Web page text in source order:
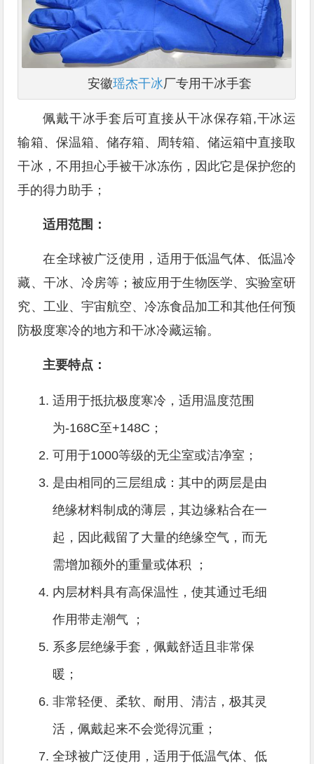
安徽瑶杰干冰厂专用干冰手套
佩戴干冰手套后可直接从干冰保存箱,干冰运
输箱、保温箱、储存箱、周转箱、储运箱中直接取
干冰，不用担心手被干冰冻伤，因此它是保护您的
手的得力助手；
适用范围：
在全球被广泛使用，适用于低温气体、低温冷
藏、干冰、冷房等；被应用于生物医学、实验室研
究、工业、宇宙航空、冷冻食品加工和其他任何预
防极度寒冷的地方和干冰冷藏运输。
主要特点：
适用于抵抗极度寒冷，适用温度范围
为-168C至+148C；
可用于1000等级的无尘室或洁净室；
是由相同的三层组成：其中的两层是由
绝缘材料制成的薄层，其边缘粘合在一
起，因此截留了大量的绝缘空气，而无
需增加额外的重量或体积 ；
内层材料具有高保温性，使其通过毛细
作用带走潮气 ；
系多层绝缘手套，佩戴舒适且非常保
暖；
非常轻便、柔软、耐用、清洁，极其灵
活，佩戴起来不会觉得沉重；
全球被广泛使用，适用于低温气体、低